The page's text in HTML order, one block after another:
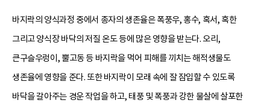
바지락의 양식과정 중에서 종자의 생존율은 폭풍우, 홍수, 혹서, 혹한
그리고 양식장 바닥의 저질 온도 등에 많은 영향을 받는다. 오리,
큰구슬우렁이, 뿔고동 등 바지락을 먹어 피해를 끼치는 해적생물도
생존율에 영향을 준다. 또한 바지락이 모래 속에 잘 잠입할 수 있도록
바닥을 갈아주는 경운 작업을 하고, 태풍 및 폭풍과 강한 물살에 살포한